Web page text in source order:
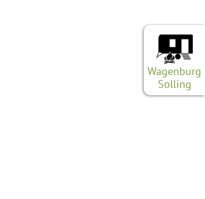
Wagenburg
Solling